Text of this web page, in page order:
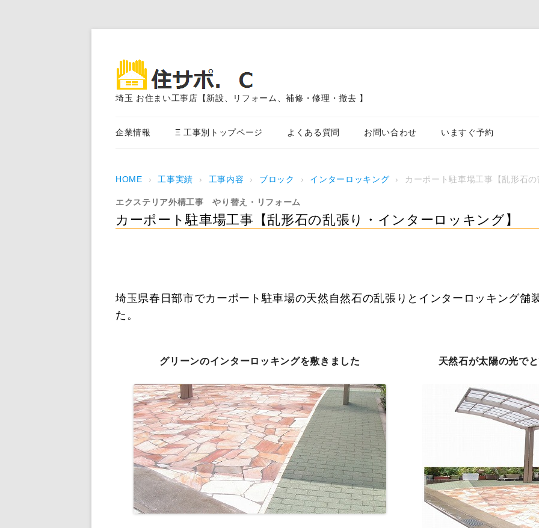
埼玉 お住まい工事店【新設、リフォーム、補修・修理・撤去 】
企業情報
Ξ 工事別トップページ
カーポート駐車場工事
アスファルト舗装
事
よくある質問 お問い合わせ いますぐ予約
HOME › 工事実績 › 工事内容 › ブロック › インターロッキング › カーポート駐車場工事【乱形石
エクステリア外構工事 やり替え・リフォーム
カーポート駐車場工事【乱形石の乱張り・インターロッキング】
埼玉県春日部市でカーポート駐車場の天然自然石の乱張りとインターロッキング舗
た。
グリーンのインターロッキングを敷きました 天然石が太陽の光で